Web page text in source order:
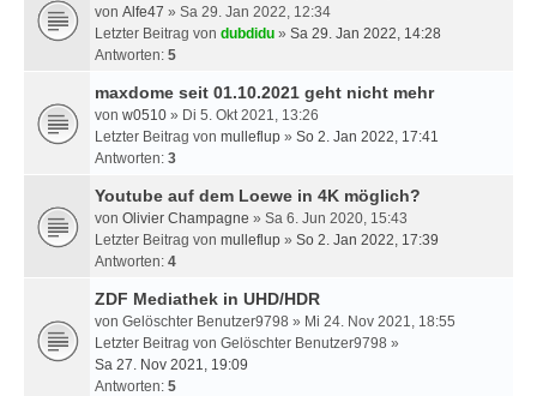
von Alfe47 » Sa 29. Jan 2022, 12:34
Letzter Beitrag von dubdidu » Sa 29. Jan 2022, 14:28
Antworten: 5
maxdome seit 01.10.2021 geht nicht mehr
von w0510 » Di 5. Okt 2021, 13:26
Letzter Beitrag von mulleflup » So 2. Jan 2022, 17:41
Antworten: 3
Youtube auf dem Loewe in 4K möglich?
von Olivier Champagne » Sa 6. Jun 2020, 15:43
Letzter Beitrag von mulleflup » So 2. Jan 2022, 17:39
Antworten: 4
ZDF Mediathek in UHD/HDR
von Gelöschter Benutzer9798 » Mi 24. Nov 2021, 18:55
Letzter Beitrag von Gelöschter Benutzer9798 »
Sa 27. Nov 2021, 19:09
Antworten: 5